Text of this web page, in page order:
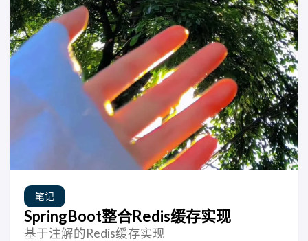
笔记
SpringBoot整合Redis缓存实现
基于注解的Redis缓存实现